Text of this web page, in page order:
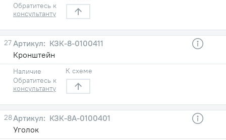
Обратитесь к
консультанту
27
КЗК-8-0100411
Кронштейн
Наличие
Обратитесь к
консультанту
К схеме
28
КЗК-8А-0100401
Уголок